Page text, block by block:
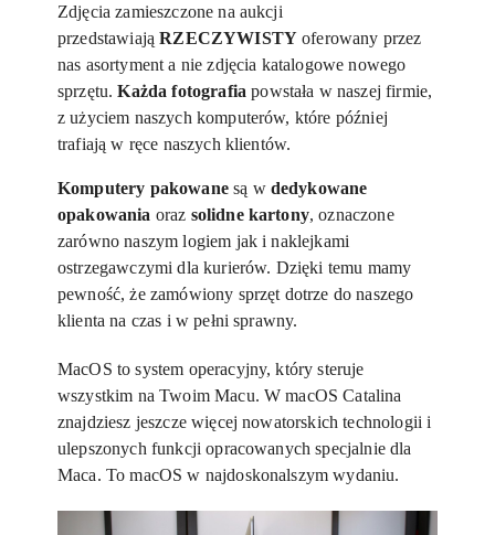
Zdjęcia zamieszczone na aukcji
przedstawiająRZECZYWISTY oferowany przez
nas asortyment a nie zdjęcia katalogowe nowego
sprzętu.Każda fotografiapowstała w naszej firmie,
z użyciem naszych komputerów, które później
trafiają w ręce naszych klientów.
Komputery pakowanesą w dedykowane
opakowania oraz solidne kartony, oznaczone
zarówno naszym logiem jak i naklejkami
ostrzegawczymi dla kurierów. Dzięki temu mamy
pewność, że zamówiony sprzęt dotrze do naszego
klienta na czas i w pełni sprawny.
MacOS to system operacyjny, który steruje
wszystkim na Twoim Macu. W macOS Catalina
znajdziesz jeszcze więcej nowatorskich technologii i
ulepszonych funkcji opracowanych specjalnie dla
Maca. To macOS w najdoskonalszym wydaniu.